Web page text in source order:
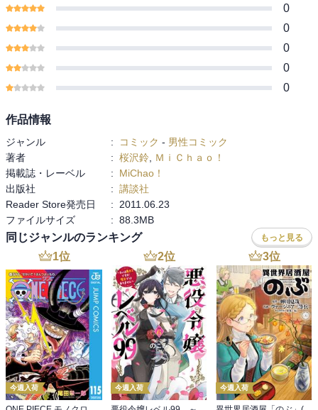
0
0
0
0
0
作品情報
ジャンル : コミック - 男性コミック
著者
: 桜沢鈴
ＭｉＣｈａｏ！
掲載誌・レーベル
:
MiChao！
出版社
: 講談社
Reader Store発売日
:
2011.06.23
ファイルサイズ
: 88.3MB
同じジャンルのランキング もっと見る
1位
今週入荷
2位
今週入荷
3位
今週入荷